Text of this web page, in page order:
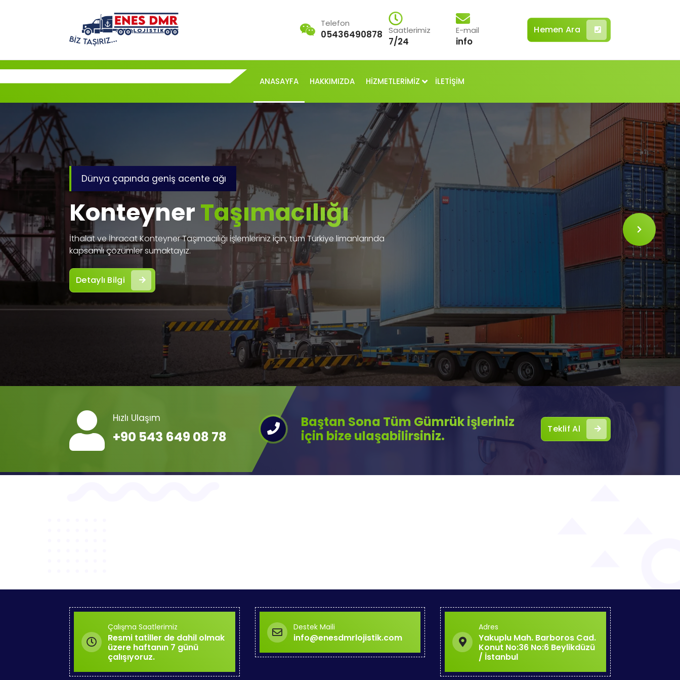
Telefon
05436490878 Saatlerimiz
7/24
E-mail
info
Hemen Ara
ANASAYFA HAKKIMIZDA HİZMETLERİMİZ İLETİŞİM
Dünya çapında geniş acente ağı
KonteynerTaşımacılığı
İthalat ve İhracat Konteyner Taşımacılığı işlemleriniz için, tüm Türkiye limanlarında
kapsamlı çözümler sumaktayız.
Detaylı Bilgi
Hızlı Ulaşım
+90 543 649 08 78
Baştan Sona Tüm Gümrük işleriniz
için bize ulaşabilirsiniz.
Teklif Al
Çalışma Saatlerimiz
Resmi tatiller de dahil olmak
üzere haftanın 7 günü
çalışıyoruz.
Destek Maili
info@enesdmrlojistik.com
Adres
Yakuplu Mah. Barboros Cad.
Konut No:36 No:6 Beylikdüzü
/ İstanbul